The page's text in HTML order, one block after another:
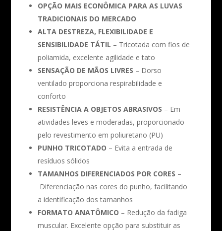
OPÇÃO MAIS ECONÔMICA PARA AS LUVAS
TRADICIONAIS DO MERCADO
ALTA DESTREZA, FLEXIBILIDADE E
SENSIBILIDADE TÁTIL – Tricotada com fios de
poliamida, excelente agilidade e tato
SENSAÇÃO DE MÃOS LIVRES – Dorso
ventilado proporciona respirabilidade e
conforto
RESISTÊNCIA A OBJETOS ABRASIVOS – Em
atividades leves e moderadas, proporcionado
pelo revestimento em poliuretano (PU)
PUNHO TRICOTADO – Evita a entrada de
resíduos sólidos
TAMANHOS DIFERENCIADOS POR CORES –
Diferenciação nas cores do punho, facilitando
a identificação dos tamanhos
FORMATO ANATÔMICO – Redução da fadiga
muscular. Excelente opção para substituir as